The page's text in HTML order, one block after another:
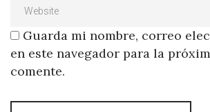
Guarda mi nombre, correo
en este navegador para la
comente.